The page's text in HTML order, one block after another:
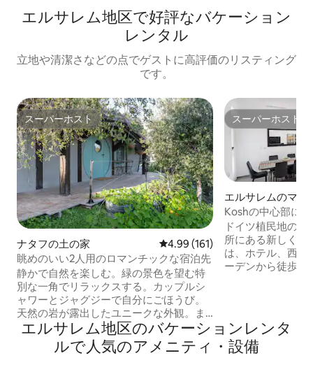
エルサレム地区で好評なバケーション
レンタル
立地や清潔さなどの点でゲストに高評価のリスティング
です。
スーパーホスト
スーパーホスト
ナタフの土の家 レビュー161件、5つ星中4.99つ
4.99 (161)
眺めのいい2人用のロマンチックな宿泊先
静かで自然を楽しむ。緑の景色を望む特
別な一角でリラックスする。カップルシ
ャワーとジャグジーで自分にごほうび。
天然の岩が露出したユニークな外観。ま
るでその岩の上に建てられたような宿泊
施設です。 ユダヤ山脈の自然の森の中に
木工職人が建てた、ホビットハウスの雰
スーパーホスト
スーパーホスト
エルサレムのマン
パート
Koshの中心部に
ドイツ植民地の
所にある新しくデ
は、ホテル、西の
ーデンから徒歩圏
交通機関があり
器洗い機とシャ
完全に装備され
エルサレム地区のバケーションレンタ
ルで人気のアメニティ・設備